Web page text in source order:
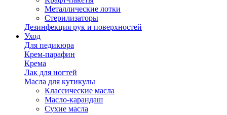
Металлические лотки
Стерилизаторы
Дезинфекция рук и поверхностей
Уход
Для педикюра
Крем-парафин
Крема
Лак для ногтей
Масла для кутикулы
Классические масла
Масло-карандаш
Сухие масла